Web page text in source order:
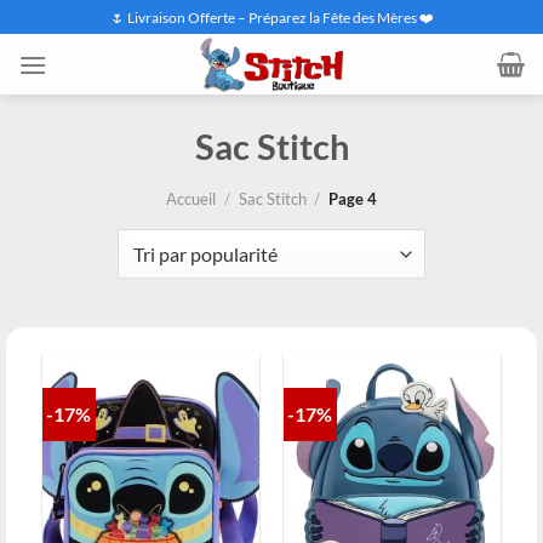
contenu
🌷 Livraison Offerte – Préparez la Fête des Mères ❤️
Sac Stitch
Accueil / Sac Stitch / Page 4
-17% -17%